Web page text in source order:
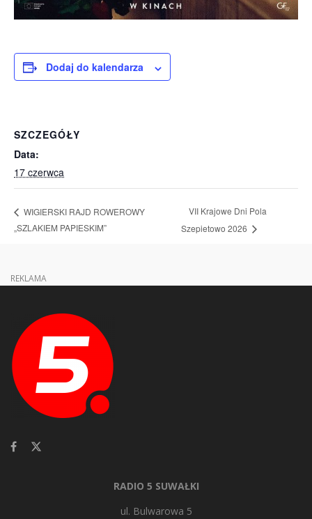
Dodaj do kalendarza
SZCZEGÓŁY
Data:
17 czerwca
WIGIERSKI RAJD ROWEROWY
„SZLAKIEM PAPIESKIM”
VII Krajowe Dni Pola
Szepietowo 2026
REKLAMA
RADIO 5 SUWAŁKI
ul. Bulwarowa 5